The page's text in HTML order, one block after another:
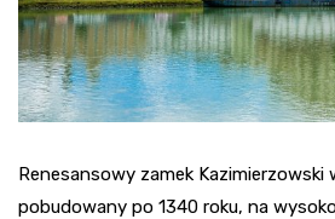
Renesansowy zamek Kazimierzowski
pobudowany po 1340 roku, na